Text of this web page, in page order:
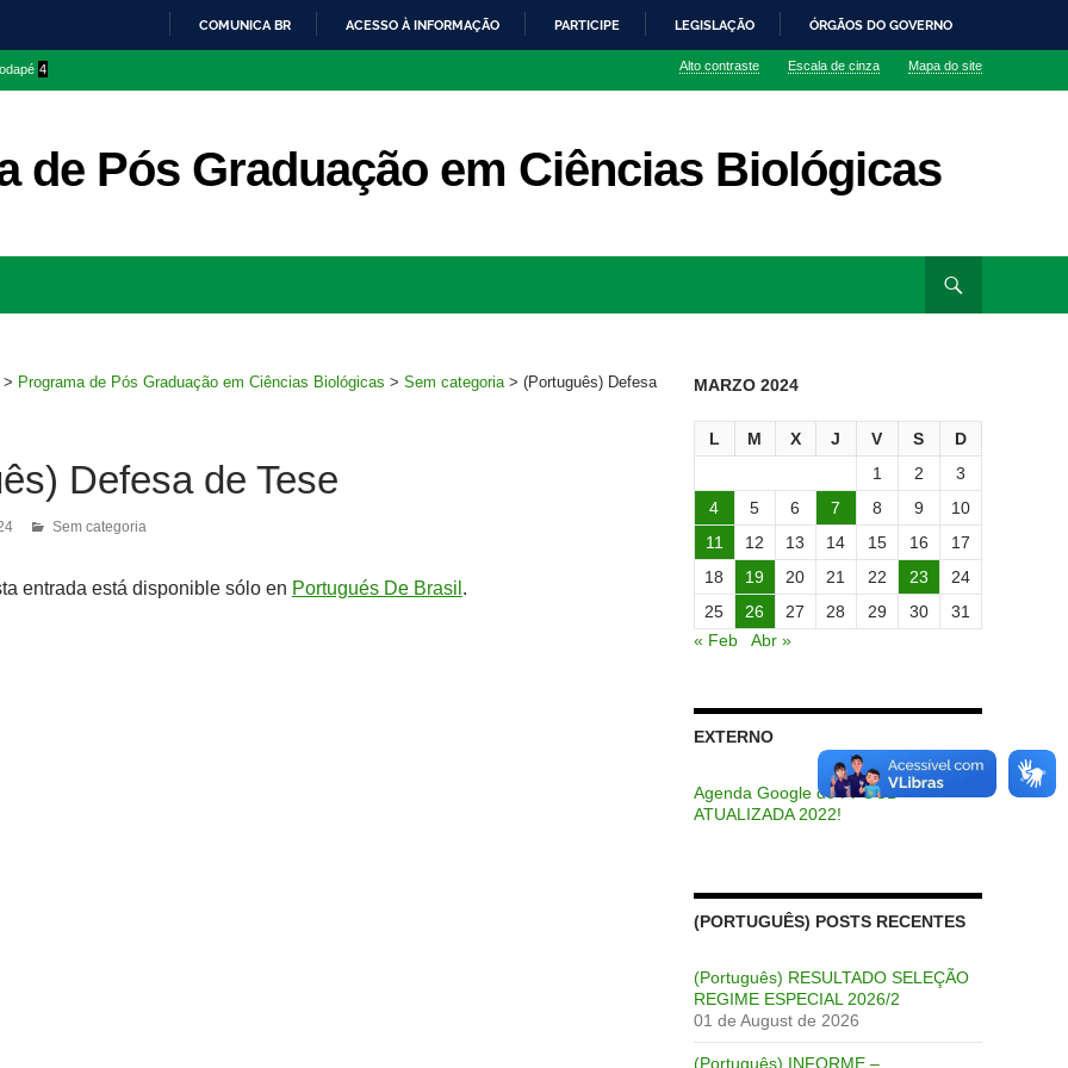
O
COMUNICA BR ACESSO À INFORMAÇÃO PARTICIPE LEGISLAÇÃO ÓRGÃOS DO GOVERNO
4 Alto contraste Escala de cinza Mapa do site
de Pós Graduação em Ciências Biológicas
> Programa de Pós Graduação em Ciências Biológicas > Sem categoria > (Português) Defesa
Defesa de Tese
Sem categoria
entrada está disponible sólo en Portugués De Brasil .
MARZO 2024
L M X J V S
D
1
2
3
4
5 6 7 8 9
10
11
12 13 14 15 16
17
18
19 20 21 22 23
24
25
26 27 28 29 30
31
« Feb
Abr »
EXTERNO
Agenda Google do PPGCB –
ATUALIZADA 2022!
(PORTUGUÊS) POSTS RECENTES
(Português) RESULTADO SELEÇÃO
REGIME ESPECIAL 2026/2
01 de August de 2026
(Português) INFORME –